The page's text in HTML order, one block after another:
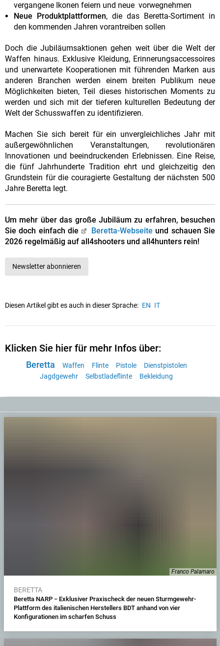
vergangene Ikonen feiern und neue vorwegnehmen
Neue Produktplattformen, die das Beretta-Sortiment in
den kommenden Jahren vorantreiben sollen
Doch die Jubiläumsaktionen gehen weit über die Welt der
Waffen hinaus. Exklusive Kleidung, Erinnerungsaccessoires
und unerwartete Kooperationen mit führenden Marken aus
anderen Branchen werden einem breiten Publikum neue
Möglichkeiten bieten, Teil dieses historischen Moments zu
werden und sich mit der tieferen kulturellen Bedeutung der
Welt der Schusswaffen zu identifizieren.
Machen Sie sich bereit für ein unvergleichliches Jahr mit
außergewöhnlichen Veranstaltungen, revolutionären
Innovationen und beeindruckenden Erlebnissen. Eine Reise,
die fünf Jahrhunderte Tradition ehrt und gleichzeitig den
Grundstein für die couragierte Gestaltung der nächsten 500
Jahre Beretta legt.
Um mehr über das große Jubiläum zu erfahren, besuchen
Sie doch einfach die
Beretta-Webseite und schauen Sie
2026 regelmäßig auf all4shooters und all4hunters rein!
Newsletter abonnieren
Diesen Artikel gibt es auch in dieser Sprache: EN IT
Klicken Sie hier für mehr Infos über:
Beretta Waffen Flinte Pistole
Dienstpistolen
Jagdgewehr
Selbstladeflinte Bekleidung
Franco Palamaro
BERETTA
Beretta NARP − Exklusiver Praxischeck der neuen Sturmgewehr-
Plattform des italienischen Herstellers BDT anhand von vier
Konfigurationen im scharfen Schuss